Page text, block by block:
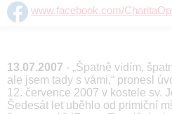
www.facebook.com/
13.07.2007 - „Špatně vidím,
ale jsem tady s vámi,“ pronesl
12. července 2007 v kostele sv.
Šedesát let uběhlo od primiční